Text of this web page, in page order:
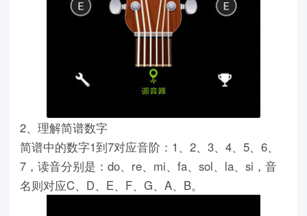
2、理解简谱数字
简谱中的数字1到7对应音阶：1、2、3、4、5、6、
7，读音分别是：do、re、mi、fa、sol、la、si，音
名则对应C、D、E、F、G、A、B。